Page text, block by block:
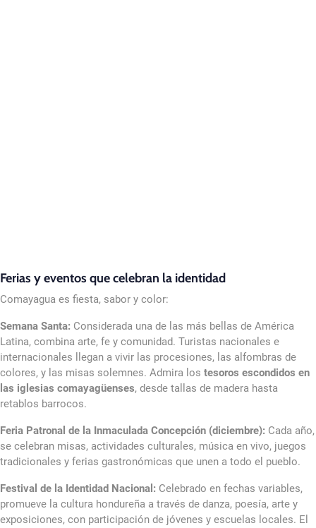
Ferias y eventos que celebran la identidad
Comayagua es fiesta, sabor y color:
Semana Santa: Considerada una de las más bellas de América
Latina, combina arte, fe y comunidad. Turistas nacionales e
internacionales llegan a vivir las procesiones, las alfombras de
colores, y las misas solemnes. Admira los tesoros escondidos en
las iglesias comayagüenses, desde tallas de madera hasta
retablos barrocos.
Feria Patronal de la Inmaculada Concepción (diciembre): Cada año,
se celebran misas, actividades culturales, música en vivo, juegos
tradicionales y ferias gastronómicas que unen a todo el pueblo.
Festival de la Identidad Nacional: Celebrado en fechas variables,
promueve la cultura hondureña a través de danza, poesía, arte y
exposiciones, con participación de jóvenes y escuelas locales. El